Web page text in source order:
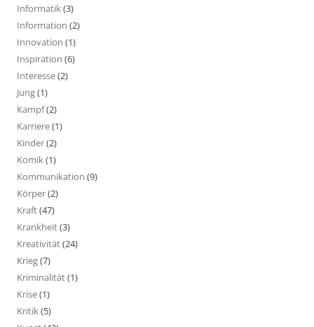
Informatik(3)
Information (2)
Innovation (1)
Inspiration (6)
Interesse(2)
Jung(1)
Kampf(2)
Karriere(1)
Kinder(2)
Komik(1)
Kommunikation (9)
Körper(2)
Kraft(47)
Krankheit(3)
Kreativität(24)
Krieg(7)
Kriminalität(1)
Krise(1)
Kritik(5)